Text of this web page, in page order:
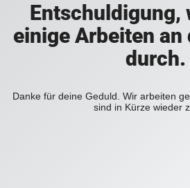
Entschuldigung,
einige Arbeiten an
durch.
Danke für deine Geduld. Wir arbeiten
sind in Kürze wieder